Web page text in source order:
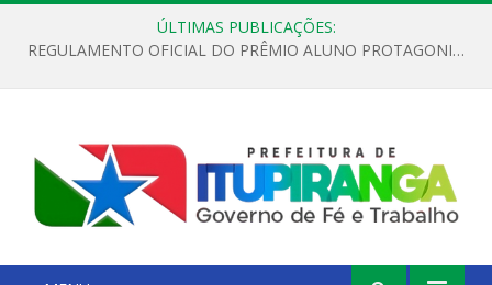
ÚLTIMAS PUBLICAÇÕES:
REGULAMENTO OFICIAL DO PRÊMIO ALUNO PROTAGONISTA – EDIÇÃO 2026